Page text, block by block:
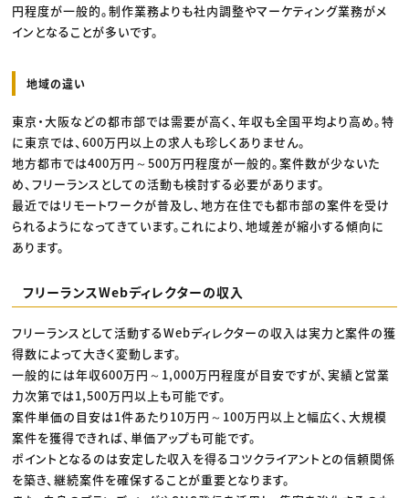
円程度が一般的。制作業務よりも社内調整やマーケティング業務がメ
インとなることが多いです。
地域の違い
東京・大阪などの都市部では需要が高く、年収も全国平均より高め。特
に東京では、600万円以上の求人も珍しくありません。
地方都市では400万円～500万円程度が一般的。案件数が少ないた
め、フリーランスとしての活動も検討する必要があります。
最近ではリモートワークが普及し、地方在住でも都市部の案件を受け
られるようになってきています。これにより、地域差が縮小する傾向に
あります。
フリーランスWebディレクターの収入
フリーランスとして活動するWebディレクターの収入は実力と案件の獲
得数によって大きく変動します。
一般的には年収600万円～1,000万円程度が目安ですが、実績と営業
力次第では1,500万円以上も可能です。
案件単価の目安は1件あたり10万円～100万円以上と幅広く、大規模
案件を獲得できれば、単価アップも可能です。
ポイントとなるのは安定した収入を得るコツクライアントとの信頼関係
を築き、継続案件を確保することが重要となります。